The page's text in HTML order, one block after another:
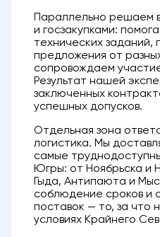
Параллельно решаем
и госзакупками:
технических заданий,
предложения от
сопровождаем
Результат нашей
заключенных
успешных допусков.
Отдельная зона
логистика. Мы
самые
Югры: от Ноябрьска и
Гыда, Антипаюта и
соблюдение сроков и
поставок — то, за что
условиях Крайнего